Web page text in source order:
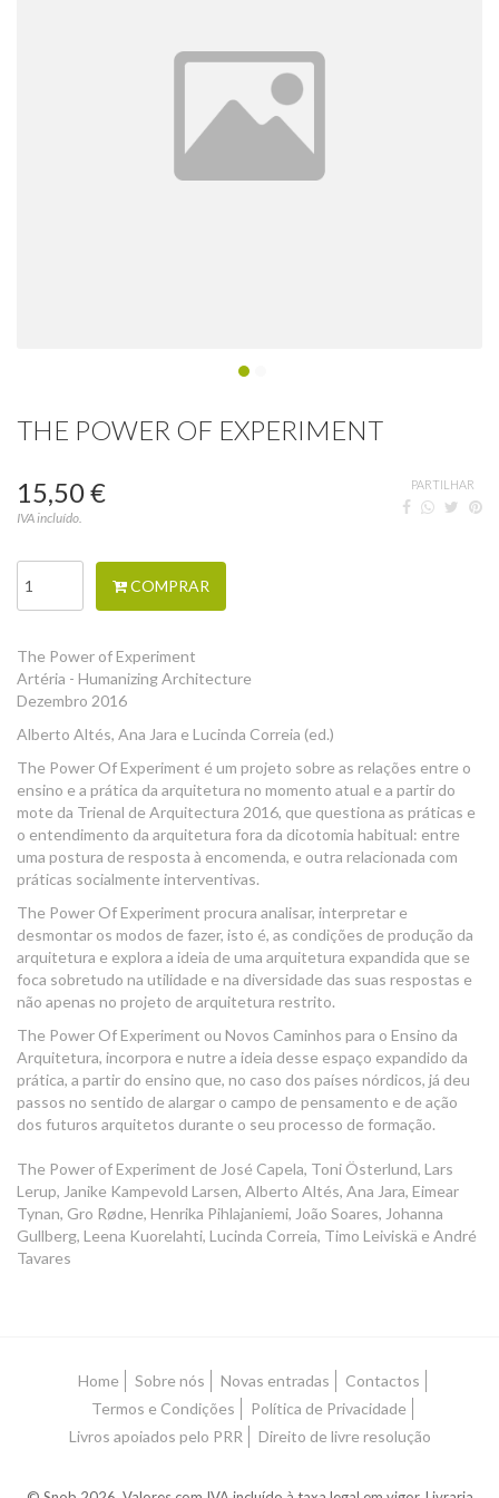
THE POWER OF EXPERIMENT
15,50 €
IVA incluído.
PARTILHAR
COMPRAR
The Power of Experiment
Artéria - Humanizing Architecture
Dezembro 2016
Alberto Altés, Ana Jara e Lucinda Correia (ed.)
The Power Of Experiment é um projeto sobre as relações entre o
ensino e a prática da arquitetura no momento atual e a partir do
mote da Trienal de Arquitectura 2016, que questiona as práticas e
o entendimento da arquitetura fora da dicotomia habitual: entre
uma postura de resposta à encomenda, e outra relacionada com
práticas socialmente interventivas.
The Power Of Experiment procura analisar, interpretar e
desmontar os modos de fazer, isto é, as condições de produção da
arquitetura e explora a ideia de uma arquitetura expandida que se
foca sobretudo na utilidade e na diversidade das suas respostas e
não apenas no projeto de arquitetura restrito.
The Power Of Experiment ou Novos Caminhos para o Ensino da
Arquitetura, incorpora e nutre a ideia desse espaço expandido da
prática, a partir do ensino que, no caso dos países nórdicos, já deu
passos no sentido de alargar o campo de pensamento e de ação
dos futuros arquitetos durante o seu processo de formação.
The Power of Experiment de José Capela, Toni Österlund, Lars
Lerup, Janike Kampevold Larsen, Alberto Altés, Ana Jara, Eimear
Tynan, Gro Rødne, Henrika Pihlajaniemi, João Soares, Johanna
Gullberg, Leena Kuorelahti, Lucinda Correia, Timo Leiviskä e André
Tavares
Home Sobre nós Novas entradas
Contactos
Termos e Condições
Política de Privacidade
Livros apoiados pelo PRR
Direito de livre resolução